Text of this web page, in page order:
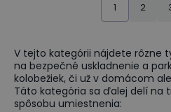
1 2
V tejto kategórii nájdete rôzne
na bezpečné uskladnenie a
kolobežiek, či už v domácom
Táto kategória sa ďalej delí na
spôsobu umiestnenia: